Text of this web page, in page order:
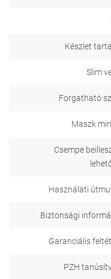
Készlet
Slim
Forgatható
Maszk
Csempe
Használati
Biztonsági
Garanciális
PZH